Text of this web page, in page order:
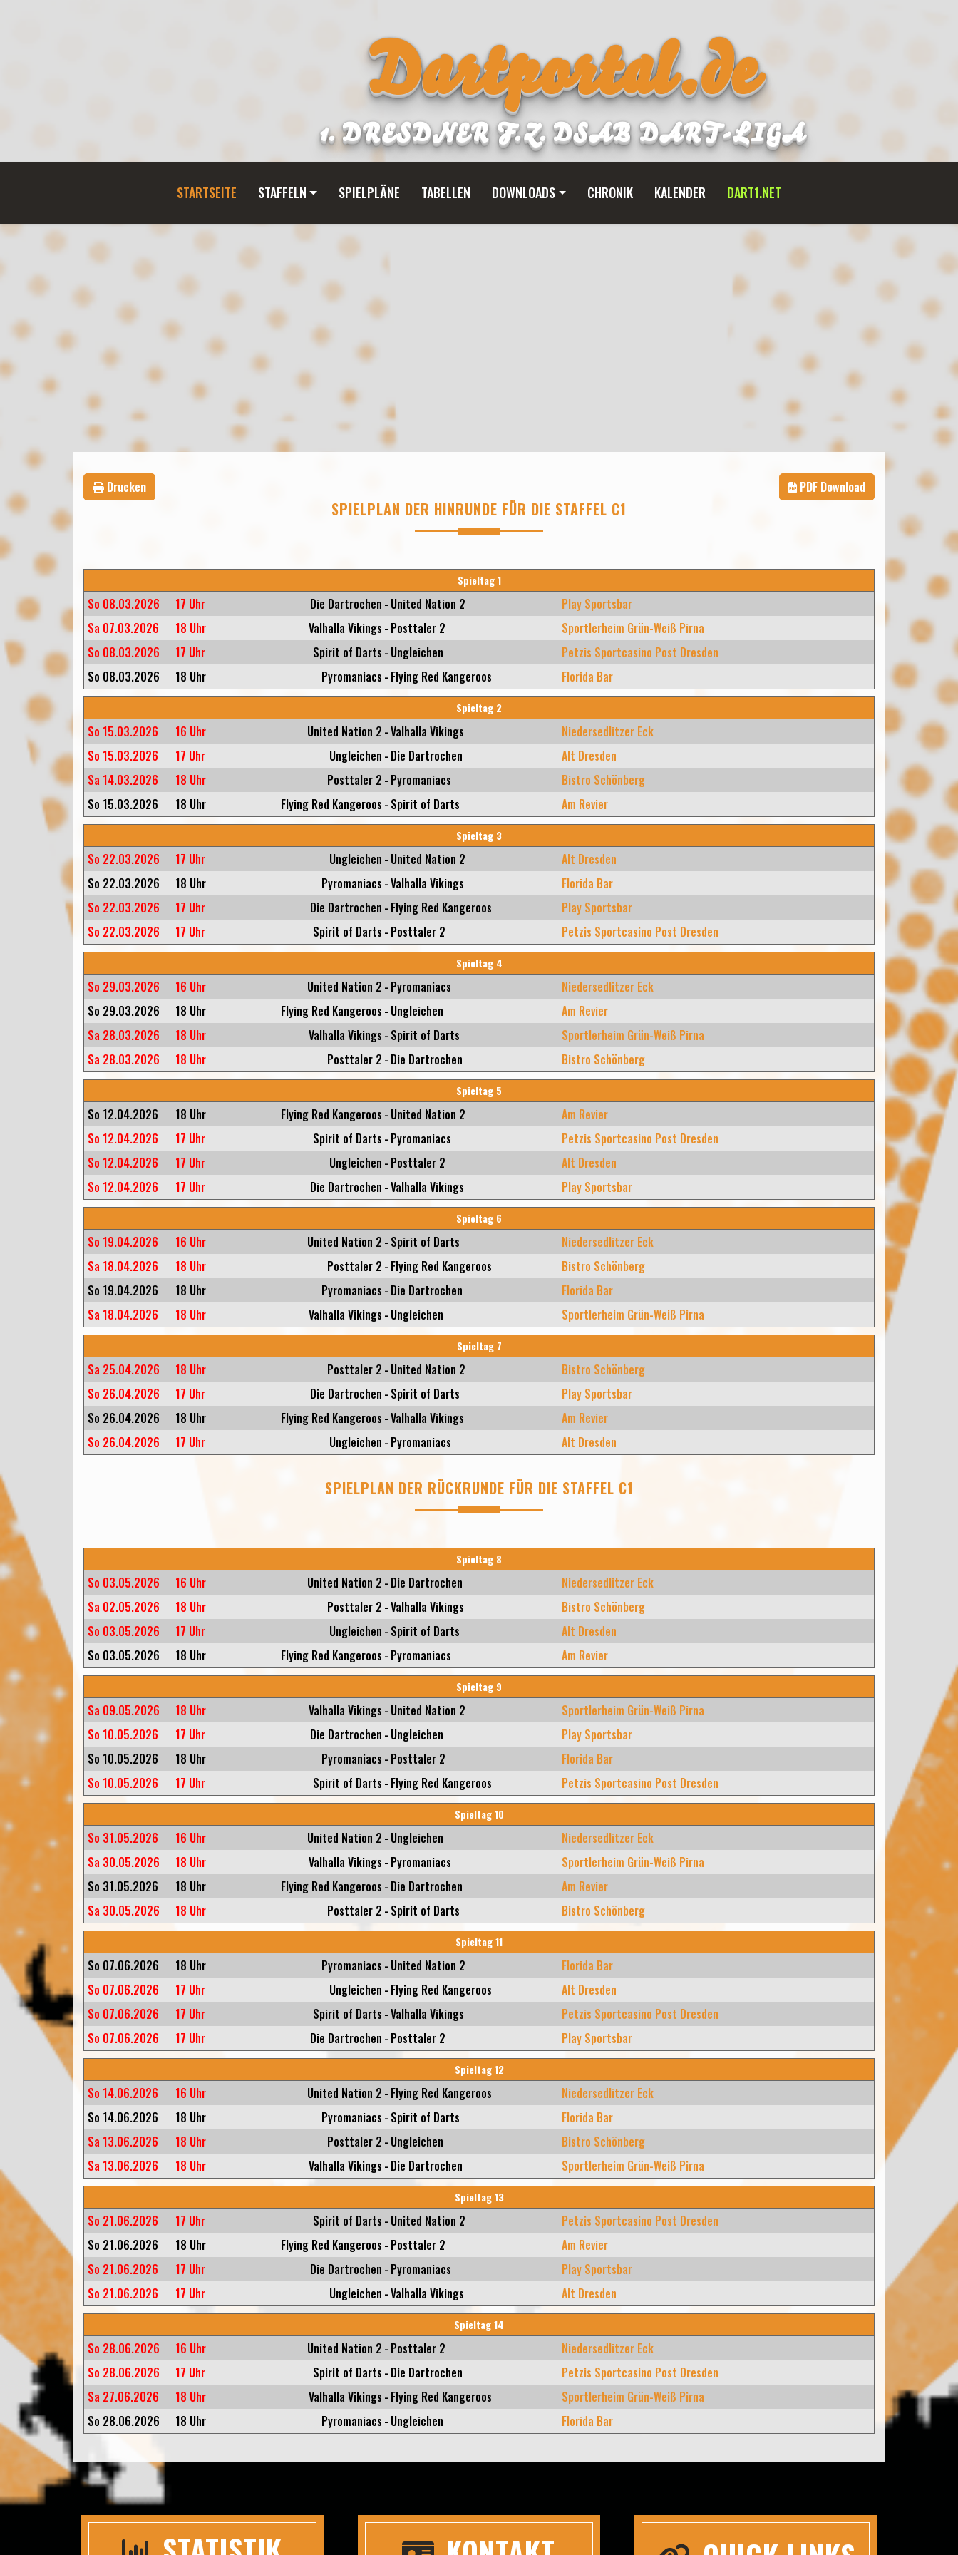
Dartportal.de
1. DRESDNER F.Z. DSAB DART-LIGA
STARTSEITE STAFFELN SPIELPLÄNE TABELLEN DOWNLOADS CHRONIK KALENDER DART1.NET
Drucken PDF Download
SPIELPLAN DER HINRUNDE FÜR DIE STAFFEL C1
Spieltag 1
So 08.03.2026 17 Uhr Die Dartrochen - United Nation 2
Play Sportsbar
Sa 07.03.2026
18 Uhr Valhalla Vikings - Posttaler 2
Sportlerheim Grün-Weiß Pirna
So 08.03.2026
17 Uhr Spirit of Darts - Ungleichen
Petzis Sportcasino Post Dresden
So 08.03.2026
18 Uhr Pyromaniacs - Flying Red Kangeroos Florida Bar
Spieltag 2
So 15.03.2026 16 Uhr United Nation 2 -Valhalla Vikings
Niedersedlitzer Eck
So 15.03.2026
17 Uhr Ungleichen - Die Dartrochen
Alt Dresden
Sa 14.03.2026
18 Uhr Posttaler 2 - Pyromaniacs
Bistro Schönberg
So 15.03.2026
18 Uhr Flying Red Kangeroos - Spirit of Darts Am Revier
Spieltag 3
So 22.03.2026 17 Uhr Ungleichen - United Nation 2
Alt Dresden
So 22.03.2026
18 Uhr Pyromaniacs -Valhalla Vikings
Florida Bar
So 22.03.2026
17 Uhr Die Dartrochen - Flying Red Kangeroos
Play Sportsbar
So 22.03.2026
17 Uhr Spirit of Darts - Posttaler 2 Petzis Sportcasino Post Dresden
Spieltag 4
So 29.03.2026 16 Uhr United Nation 2 - Pyromaniacs
Niedersedlitzer Eck
So 29.03.2026
18 Uhr Flying Red Kangeroos - Ungleichen
Am Revier
Sa 28.03.2026
18 Uhr Valhalla Vikings - Spirit of Darts
Sportlerheim Grün-Weiß Pirna
Sa 28.03.2026
18 Uhr Posttaler 2 - Die Dartrochen Bistro Schönberg
Spieltag 5
So 12.04.2026 18 Uhr Flying Red Kangeroos - United Nation 2
Am Revier
So 12.04.2026
17 Uhr Spirit of Darts - Pyromaniacs
Petzis Sportcasino Post Dresden
So 12.04.2026
17 Uhr Ungleichen - Posttaler 2
Alt Dresden
So 12.04.2026
17 Uhr Die Dartrochen -Valhalla Vikings Play Sportsbar
Spieltag 6
So 19.04.2026 16 Uhr United Nation 2 - Spirit of Darts
Niedersedlitzer Eck
Sa 18.04.2026
18 Uhr Posttaler 2 - Flying Red Kangeroos
Bistro Schönberg
So 19.04.2026
18 Uhr Pyromaniacs - Die Dartrochen
Florida Bar
Sa 18.04.2026
18 Uhr Valhalla Vikings - Ungleichen Sportlerheim Grün-Weiß Pirna
Spieltag 7
Sa 25.04.2026 18 Uhr Posttaler 2 - United Nation 2
Bistro Schönberg
So 26.04.2026
17 Uhr Die Dartrochen - Spirit of Darts
Play Sportsbar
So 26.04.2026
18 Uhr Flying Red Kangeroos -Valhalla Vikings
Am Revier
So 26.04.2026
17 Uhr Ungleichen - Pyromaniacs Alt Dresden
SPIELPLAN DER RÜCKRUNDE FÜR DIE STAFFEL C1
Spieltag 8
So 03.05.2026 16 Uhr United Nation 2 - Die Dartrochen
Niedersedlitzer Eck
Sa 02.05.2026
18 Uhr Posttaler 2 -Valhalla Vikings
Bistro Schönberg
So 03.05.2026
17 Uhr Ungleichen - Spirit of Darts
Alt Dresden
So 03.05.2026
18 Uhr Flying Red Kangeroos - Pyromaniacs Am Revier
Spieltag 9
Sa 09.05.2026 18 Uhr Valhalla Vikings - United Nation 2
Sportlerheim Grün-Weiß Pirna
So 10.05.2026
17 Uhr Die Dartrochen - Ungleichen
Play Sportsbar
So 10.05.2026
18 Uhr Pyromaniacs - Posttaler 2
Florida Bar
So 10.05.2026
17 Uhr Spirit of Darts - Flying Red Kangeroos Petzis Sportcasino Post Dresden
Spieltag 10
So 31.05.2026 16 Uhr United Nation 2 - Ungleichen
Niedersedlitzer Eck
Sa 30.05.2026
18 Uhr Valhalla Vikings - Pyromaniacs
Sportlerheim Grün-Weiß Pirna
So 31.05.2026
18 Uhr Flying Red Kangeroos - Die Dartrochen
Am Revier
Sa 30.05.2026
18 Uhr Posttaler 2 - Spirit of Darts Bistro Schönberg
Spieltag 11
So 07.06.2026 18 Uhr Pyromaniacs - United Nation 2
Florida Bar
So 07.06.2026
17 Uhr Ungleichen - Flying Red Kangeroos
Alt Dresden
So 07.06.2026
17 Uhr Spirit of Darts -Valhalla Vikings
Petzis Sportcasino Post Dresden
So 07.06.2026
17 Uhr Die Dartrochen - Posttaler 2 Play Sportsbar
Spieltag 12
So 14.06.2026 16 Uhr United Nation 2 - Flying Red Kangeroos
Niedersedlitzer Eck
So 14.06.2026
18 Uhr Pyromaniacs - Spirit of Darts
Florida Bar
Sa 13.06.2026
18 Uhr Posttaler 2 - Ungleichen
Bistro Schönberg
Sa 13.06.2026
18 Uhr Valhalla Vikings - Die Dartrochen Sportlerheim Grün-Weiß Pirna
Spieltag 13
So 21.06.2026 17 Uhr Spirit of Darts - United Nation 2
Petzis Sportcasino Post Dresden
So 21.06.2026
18 Uhr Flying Red Kangeroos - Posttaler 2
Am Revier
So 21.06.2026
17 Uhr Die Dartrochen - Pyromaniacs
Play Sportsbar
So 21.06.2026
17 Uhr Ungleichen -Valhalla Vikings Alt Dresden
Spieltag 14
So 28.06.2026 16 Uhr United Nation 2 - Posttaler 2
Niedersedlitzer Eck
So 28.06.2026
17 Uhr Spirit of Darts - Die Dartrochen
Petzis Sportcasino Post Dresden
Sa 27.06.2026
18 Uhr Valhalla Vikings - Flying Red Kangeroos
Sportlerheim Grün-Weiß Pirna
So 28.06.2026
18 Uhr Pyromaniacs - Ungleichen Florida Bar